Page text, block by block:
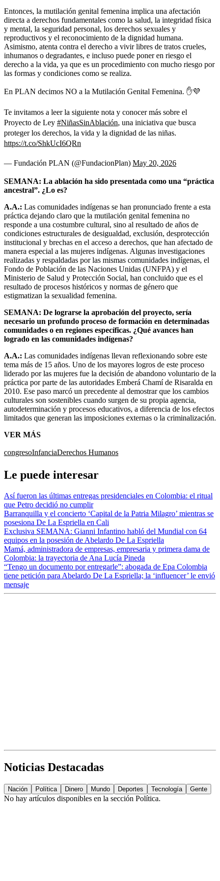
Entonces, la mutilación genital femenina implica una afectación
directa a derechos fundamentales como la salud, la integridad física
y mental, la seguridad personal, los derechos sexuales y
reproductivos y el reconocimiento de la dignidad humana.
Asimismo, atenta contra el derecho a vivir libres de tratos crueles,
inhumanos o degradantes, e incluso puede poner en riesgo el
derecho a la vida, ya que es un procedimiento con mucho riesgo por
las formas y condiciones como se realiza.
En PLAN decimos NO a la Mutilación Genital Femenina. ✋💜
Te invitamos a leer la siguiente nota y conocer más sobre el
Proyecto de Ley #NiñasSinAblación, una iniciativa que busca
proteger los derechos, la vida y la dignidad de las niñas.
https://t.co/ShkUcI6QRn
— Fundación PLAN (@FundacionPlan) May 20, 2026
SEMANA: La ablación ha sido presentada como una “práctica
ancestral”. ¿Lo es?
A.A.: Las comunidades indígenas se han pronunciado frente a esta
práctica dejando claro que la mutilación genital femenina no
responde a una costumbre cultural, sino al resultado de años de
condiciones estructurales de desigualdad, exclusión, desprotección
institucional y brechas en el acceso a derechos, que han afectado de
manera especial a las mujeres indígenas. Algunas investigaciones
realizadas y respaldadas por las mismas comunidades indígenas, el
Fondo de Población de las Naciones Unidas (UNFPA) y el
Ministerio de Salud y Protección Social, han concluido que es el
resultado de procesos históricos y normas de género que
estigmatizan la sexualidad femenina.
SEMANA: De lograrse la aprobación del proyecto, sería
necesario un profundo proceso de formación en determinadas
comunidades o en regiones específicas. ¿Qué avances han
logrado en las comunidades indígenas?
A.A.: Las comunidades indígenas llevan reflexionando sobre este
tema más de 15 años. Uno de los mayores logros de este proceso
liderado por las mujeres fue la decisión de abandono voluntario de la
práctica por parte de las autoridades Emberá Chamí de Risaralda en
2010. Ese paso marcó un precedente al demostrar que los cambios
culturales son sostenibles cuando surgen de su propia agencia,
autodeterminación y procesos educativos, a diferencia de los efectos
limitados que generan las imposiciones externas o la criminalización.
VER MÁS
congresoInfanciaDerechos Humanos
Le puede interesar
Así fueron las últimas entregas presidenciales en Colombia: el ritual
que Petro decidió no cumplir
Barranquilla y el concierto ‘Capital de la Patria Milagro’ mientras se
posesiona De La Espriella en Cali
Exclusiva SEMANA: Gianni Infantino habló del Mundial con 64
equipos en la posesión de Abelardo De La Espriella
Mamá, administradora de empresas, empresaria y primera dama de
Colombia: la trayectoria de Ana Lucía Pineda
“Tengo un documento por entregarle”: abogada de Epa Colombia
tiene petición para Abelardo De La Espriella; la ‘influencer’ le envió
mensaje
Noticias Destacadas
Nación Política Dinero Mundo Deportes Tecnología Gente
No hay artículos disponibles en la sección Política.